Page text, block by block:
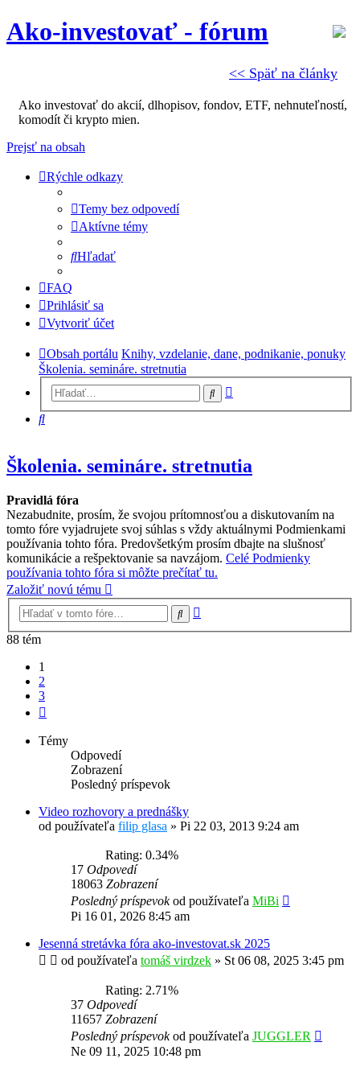
<< Späť na články
Ako-investovať - fórum
Ako investovať do akcií, dlhopisov, fondov, ETF, nehnuteľností,
komodít či krypto mien.
Prejsť na obsah
Rýchle odkazy
Temy bez odpovedí
Aktívne témy
Hľadať
FAQ
Prihlásiť sa
Vytvoriť účet
Obsah portálu Knihy, vzdelanie, dane, podnikanie, ponuky
Školenia. semináre. stretnutia
Hľadať
Hľadať
Školenia. semináre. stretnutia
Pravidlá fóra
Nezabudnite, prosím, že svojou prítomnosťou a diskutovaním na
tomto fóre vyjadrujete svoj súhlas s vždy aktuálnymi Podmienkami
používania tohto fóra. Predovšetkým prosím dbajte na slušnosť
komunikácie a rešpektovanie sa navzájom. Celé Podmienky
používania tohto fóra si môžte prečítať tu.
Založiť novú tému
Hľadať
88 tém
1
2
3
Témy
Odpovedí
Zobrazení
Posledný príspevok
Video rozhovory a prednášky
od používateľa filip glasa » Pi 22 03, 2013 9:24 am
Rating: 0.34%
17 Odpovedí
18063 Zobrazení
Posledný príspevokod používateľa MiBi
Pi 16 01, 2026 8:45 am
Jesenná stretávka fóra ako-investovat.sk 2025
od používateľa tomáš virdzek » St 06 08, 2025 3:45 pm
Rating: 2.71%
37 Odpovedí
11657 Zobrazení
Posledný príspevokod používateľa JUGGLER
Ne 09 11, 2025 10:48 pm